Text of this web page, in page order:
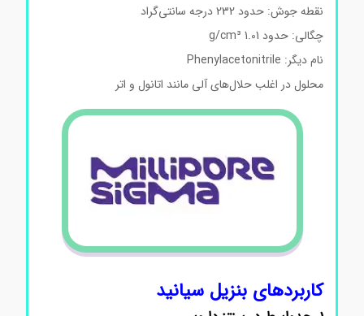
نقطه جوش: حدود 232 درجه سانتی‌گراد
چگالی: حدود 1.01 g/cm³
نام دیگر: Phenylacetonitrile
محلول در اغلب حلال‌های آلی مانند اتانول و اتر
کاربردهای بنزیل سیانید